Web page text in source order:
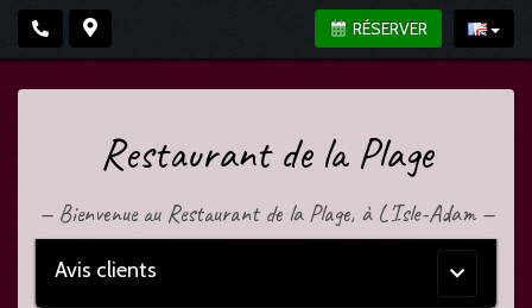
RÉSERVER
Restaurant de la Plage
—Bienvenue au Restaurant de la Plage, à L'Isle-Adam —
Menu
principal
Avis clients